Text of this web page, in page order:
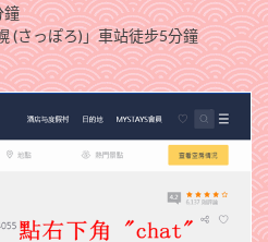
鐘
(さっぽろ)」車站徒步5分鐘